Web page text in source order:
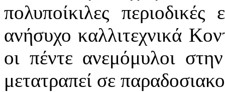
πολυποίκιλες
ανήσυχο καλλιτεχνικά
οι πέντε ανεμόμυλοι
μετατραπεί σε